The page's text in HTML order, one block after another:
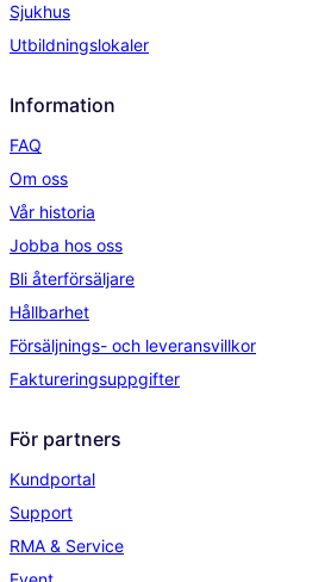
Sjukhus
Utbildningslokaler
Information
FAQ
Om oss
Vår historia
Jobba hos oss
Bli återförsäljare
Hållbarhet
Försäljnings- och leveransvillkor
Faktureringsuppgifter
För partners
Kundportal
Support
RMA & Service